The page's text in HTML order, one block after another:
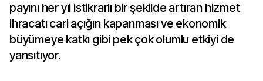
payını her yıl istikrarlı bir şekilde artıran hizmet
ihracatı cari açığın kapanması ve ekonomik
büyümeye katkı gibi pek çok olumlu etkiyi de
yansıtıyor.